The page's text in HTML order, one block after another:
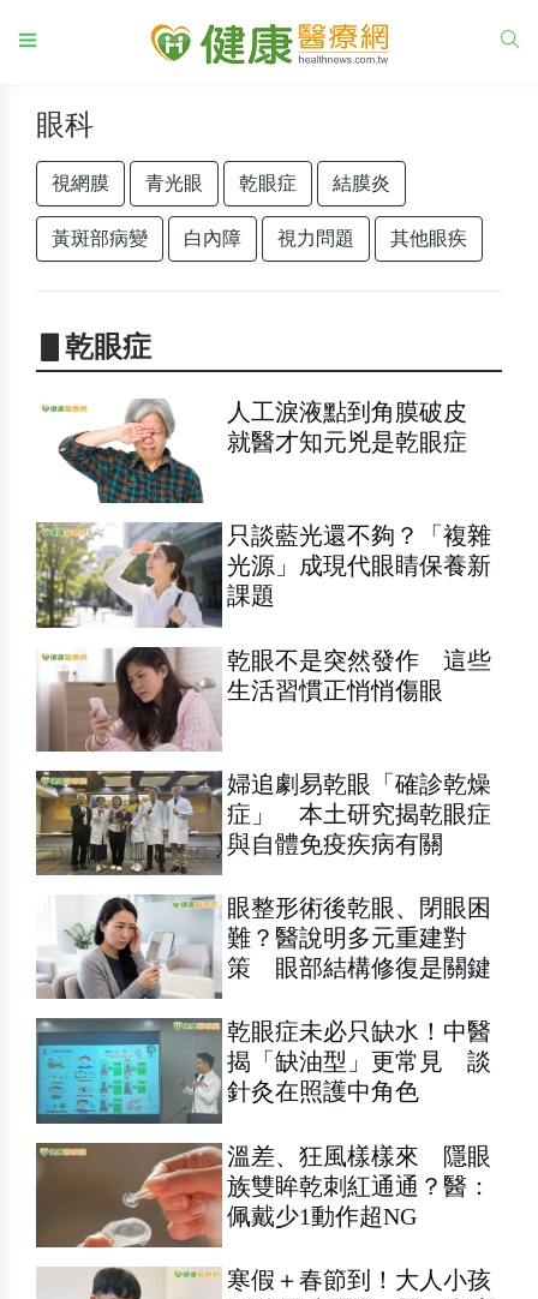
眼科
視網膜 青光眼 乾眼症 結膜炎
黃斑部病變 白內障 視力問題 其他眼疾
▋乾眼症
人工淚液點到角膜破皮
就醫才知元兇是乾眼症
只談藍光還不夠？「複雜
光源」成現代眼睛保養新
課題
乾眼不是突然發作 這些
生活習慣正悄悄傷眼
婦追劇易乾眼「確診乾燥
症」 本土研究揭乾眼症
與自體免疫疾病有關
眼整形術後乾眼、閉眼困
難？醫說明多元重建對
策 眼部結構修復是關鍵
乾眼症未必只缺水！中醫
揭「缺油型」更常見 談
針灸在照護中角色
溫差、狂風樣樣來 隱眼
族雙眸乾刺紅通通？醫：
佩戴少1動作超NG
寒假＋春節到！大人小孩